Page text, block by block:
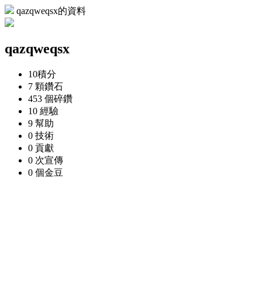
qazqweqsx的資料
qazqweqsx
10積分
7 顆鑽石
453 個碎鑽
10 經驗
9 幫助
0 技術
0 貢獻
0 次宣傳
0 個金豆